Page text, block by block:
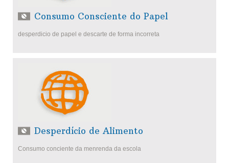
Consumo Consciente do Papel
desperdicio de papel e descarte de forma incorreta
Desperdício de Alimento
Consumo conciente da menrenda da escola